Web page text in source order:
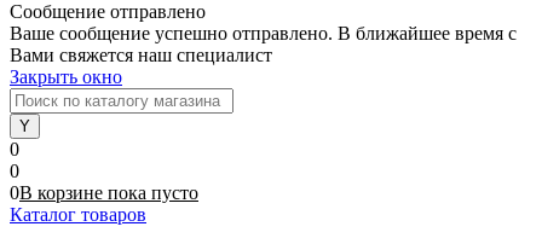
Сообщение отправлено
Ваше сообщение успешно отправлено. В ближайшее время с
Вами свяжется наш специалист
Закрыть окно
0
0
0В корзине пока пусто
Каталог товаров